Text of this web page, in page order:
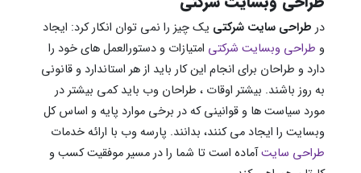
در طراحی سایت شرکتی یک چیز را نمی توان انکار کرد: ایجاد
و طراحی وبسایت شرکتی امتیازات و دستورالعمل های خود را
دارد و طراحان برای انجام این کار باید از هر استاندارد و قانونی
به روز باشند. بیشتر اوقات ، طراحان وب باید کمی بیشتر در
مورد سیاست ها و قوانینی که در برخی موارد پایه و اساس کل
وبسایت را ایجاد می کنند، بدانند. پارسه وب با ارائه خدمات
طراحی سایتآماده است تا شما را در مسیر موفقیت کسب و